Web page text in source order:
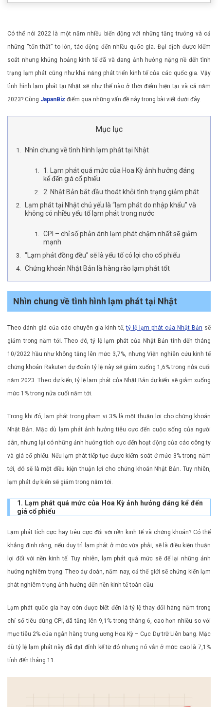
Có thể nói 2022 là một năm nhiều biến động với những tăng trưởng và cả
những “tổn thất” to lớn, tác động đến nhiều quốc gia. Đại dịch được kiểm
soát nhưng khủng hoảng kinh tế đã và đang ảnh hưởng nặng nề đến tình
trạng lạm phát cũng như khả năng phát triển kinh tế của các quốc gia. Vậy
tình hình lạm phát tại Nhật sẽ như thế nào ở thời điểm hiện tại và cả năm
2023? Cùng JapanBiz điểm qua những vấn đề này trong bài viết dưới đây.
Mục lục
Nhìn chung về tình hình lạm phát tại Nhật
1. Lạm phát quá mức của Hoa Kỳ ảnh hưởng đáng
kể đến giá cổ phiếu
2. Nhật Bản bắt đầu thoát khỏi tình trạng giảm phát
Lạm phát tại Nhật chủ yếu là “lạm phát do nhập khẩu” và
không có nhiều yếu tố lạm phát trong nước
CPI – chỉ số phản ánh lạm phát chậm nhất sẽ giảm
mạnh
“Lạm phát đồng đều” sẽ là yếu tố có lợi cho cổ phiếu
Chứng khoán Nhật Bản là hàng rào lạm phát tốt
Nhìn chung về tình hình lạm phát tại Nhật
Theo đánh giá của các chuyên gia kinh tế,tỷ lệ lạm phát của Nhật Bản sẽ
giảm trong năm tới. Theo đó, tỷ lệ lạm phát của Nhật Bản tính đến tháng
10/2022 hầu như không tăng lên mức 3,7%, nhưng Viện nghiên cứu kinh tế
chứng khoán Rakuten dự đoán tỷ lệ này sẽ giảm xuống 1,6% trong nửa cuối
năm 2023. Theo dự kiến, tỷ lệ lạm phát của Nhật Bản dự kiến ​​sẽ giảm xuống
mức 1% trong nửa cuối năm tới.
Trong khi đó, lạm phát trong phạm vi 3% là một thuận lợi cho chứng khoán
Nhật Bản. Mặc dù lạm phát ảnh hưởng tiêu cực đến cuộc sống của người
dân, nhưng lại có những ảnh hưởng tích cực đến hoạt động của các công ty
và giá cổ phiếu. Nếu lạm phát tiếp tục được kiểm soát ở mức 3% trong năm
tới, đó sẽ là một điều kiện thuận lợi cho chứng khoán Nhật Bản. Tuy nhiên,
lạm phát dự kiến ​​sẽ giảm trong năm tới.
1. Lạm phát quá mức của Hoa Kỳ ảnh hưởng đáng kể đến
giá cổ phiếu
Lạm phát tích cực hay tiêu cực đối với nền kinh tế và chứng khoán? Có thể
khẳng định rằng, nếu duy trì lạm phát ở mức vừa phải, sẽ là điều kiện thuận
lợi đối với nền kinh tế. Tuy nhiên, lạm phát quá mức sẽ để lại những ảnh
hưởng nghiêm trọng. Theo dự đoán, năm nay, cả thế giới sẽ chứng kiến ​​lạm
phát nghiêm trọng ảnh hưởng đến nền kinh tế toàn cầu.
Lạm phát quốc gia hay còn được biết đến là tỷ lệ thay đổi hàng năm trong
chỉ số tiêu dùng CPI, đã tăng lên 9,1% trong tháng 6, cao hơn nhiều so với
mục tiêu 2% của ngân hàng trung ương Hoa Kỳ – Cục Dự trữ Liên bang. Mặc
dù tỷ lệ lạm phát này đã đạt đỉnh kể từ đó nhưng nó vẫn ở mức cao là 7,1%
tính đến tháng 11.